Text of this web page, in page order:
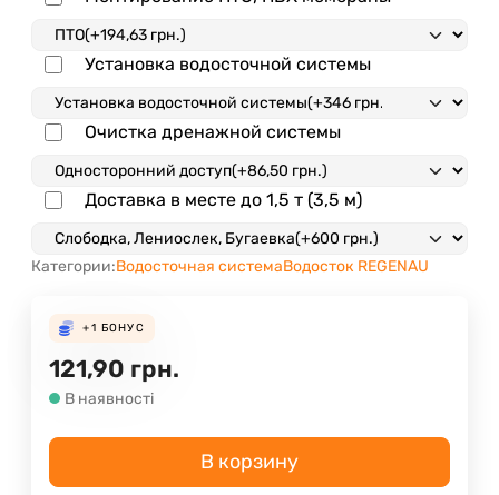
Установка водосточной системы
Очистка дренажной системы
Доставка в месте до 1,5 т (3,5 м)
Категории:Водосточная системаВодосток REGENAU
+1 БОНУС
121,90 грн.
В наявності
В корзину